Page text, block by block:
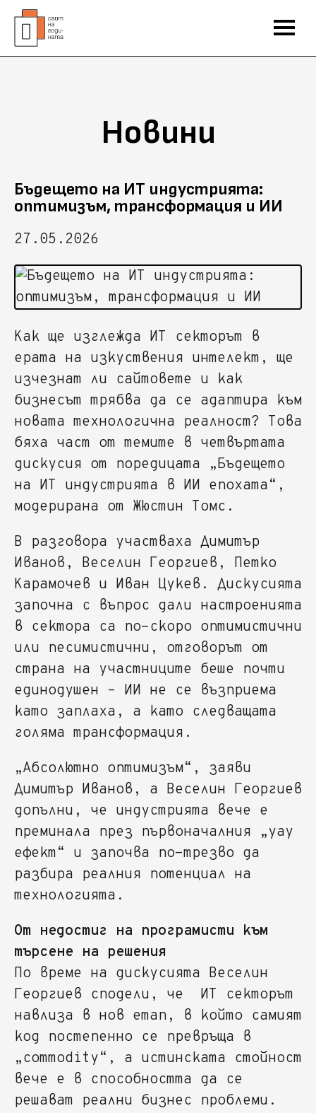
Новини
Бъдещето на ИТ индустрията:
оптимизъм, трансформация и ИИ
27.05.2026
Как ще изглежда ИТ секторът в
ерата на изкуствения интелект, ще
изчезнат ли сайтовете и как
бизнесът трябва да се адаптира към
новата технологична реалност? Това
бяха част от темите в четвъртата
дискусия от поредицата „Бъдещето
на ИТ индустрията в ИИ епохата“,
модерирана от Жюстин Томс.
В разговора участваха Димитър
Иванов, Веселин Георгиев, Петко
Карамочев и Иван Цукев. Дискусията
започна с въпрос дали настроенията
в сектора са по-скоро оптимистични
или песимистични, отговорът от
страна на участниците беше почти
единодушен – ИИ не се възприема
като заплаха, а като следващата
голяма трансформация.
„Абсолютно оптимизъм“, заяви
Димитър Иванов, а Веселин Георгиев
допълни, че индустрията вече е
преминала през първоначалния „уау
ефект“ и започва по-трезво да
разбира реалния потенциал на
технологията.
От недостиг на програмисти към
търсене на решения
По време на дискусията Веселин
Георгиев сподели, че ИТ секторът
навлиза в нов етап, в който самият
код постепенно се превръща в
„commodity“, а истинската стойност
вече е в способността да се
решават реални бизнес проблеми.